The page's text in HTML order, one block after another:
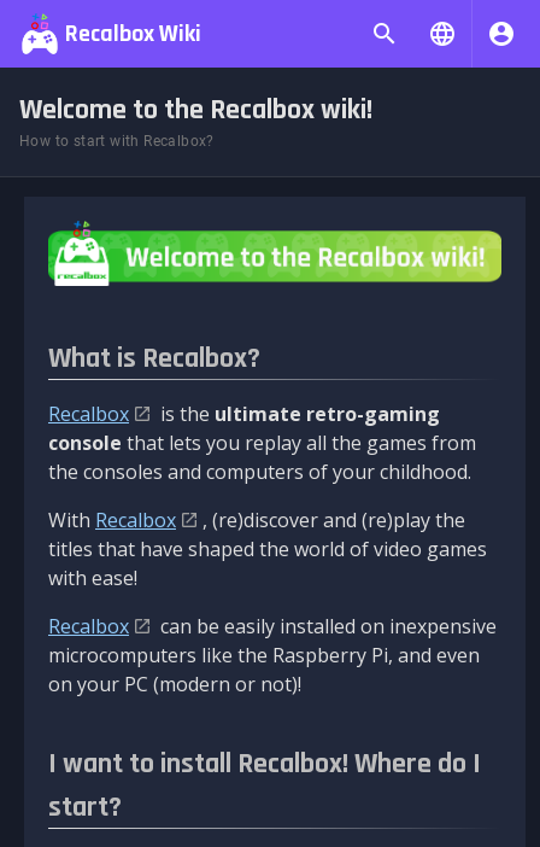
Recalbox Wiki
Welcome to the Recalbox wiki!
How to start with Recalbox?
What is Recalbox?
Recalbox is the ultimate retro-gaming
console that lets you replay all the games from
the consoles and computers of your childhood.
With Recalbox
, (re)discover and (re)play the
titles that have shaped the world of video games
with ease!
Recalbox
can be easily installed on inexpensive
microcomputers like the Raspberry Pi, and even
on your PC (modern or not)!
I want to install Recalbox! Where do I
start?